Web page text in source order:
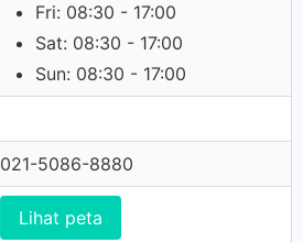
Fri: 08:30 - 17:00
Sat: 08:30 - 17:00
Sun: 08:30 - 17:00
021-5086-8880
Lihat peta